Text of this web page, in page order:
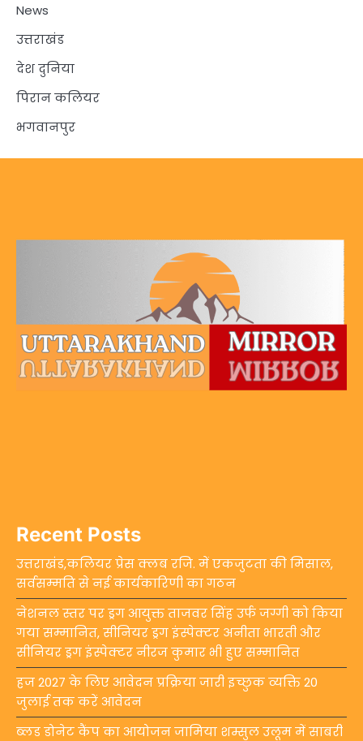
News
उत्तराखंड
देश दुनिया
पिरान कलियर
भगवानपुर
Recent Posts
उत्तराखंड,कलियर प्रेस क्लब रजि. में एकजुटता की मिसाल,
सर्वसम्मति से नई कार्यकारिणी का गठन
नेशनल स्तर पर ड्रग आयुक्त ताजवर सिंह उर्फ जग्गी को किया
गया सम्मानित, सीनियर ड्रग इंस्पेक्टर अनीता भारती और
सीनियर ड्रग इंस्पेक्टर नीरज कुमार भी हुए सम्मानित
हज 2027 के लिए आवेदन प्रक्रिया जारी इच्छुक व्यक्ति 20
जुलाई तक करें आवेदन
ब्लड डोनेट कैंप का आयोजन जामिया शम्सुल उलूम में साबरी